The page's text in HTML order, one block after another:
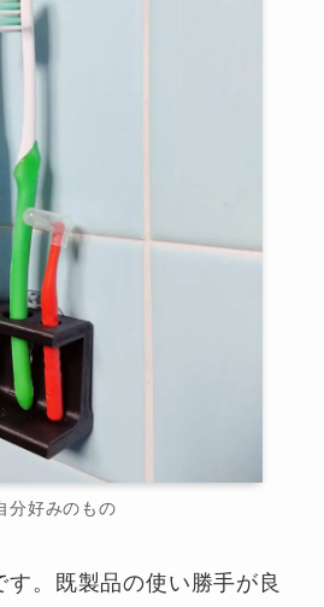
分好みのもの
。既製品の使い勝手が良